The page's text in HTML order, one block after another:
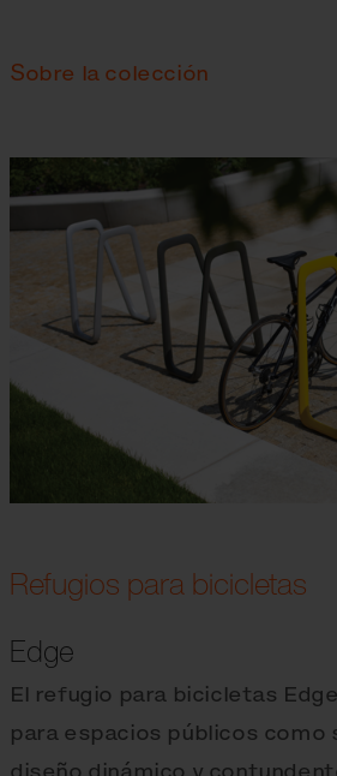
Sobre la colección
Refugios para bicicletas
Edge
El refugio para bicicletas
para espacios públicos como